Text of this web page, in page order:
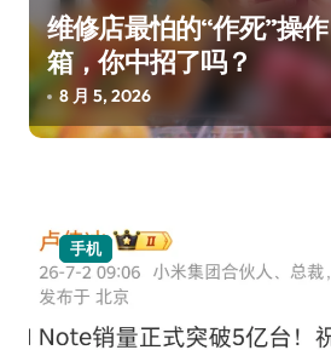
维修店最怕的“作死”操
箱，你中招了吗？
8 月 5, 2026
手机